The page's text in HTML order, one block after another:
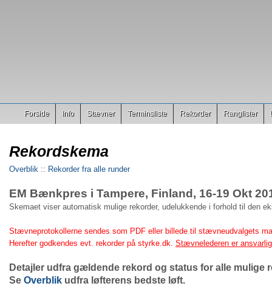
Forside Info Stævner Terminsliste Rekorder Ranglister
Rekordskema
Overblik :: Rekorder fra alle runder
EM Bænkpres i Tampere, Finland, 16-19 Okt
Skemaet viser automatisk mulige rekorder, udelukkende i forhold til den
Stævneprotokollerne sendes som PDF eller billede til stævneudvalgets
Herefter godkendes evt. rekorder på styrke.dk. Stævnelederen er
Detajler udfra gældende rekord og status for alle mulige
Se Overblik udfra løfterens bedste løft.